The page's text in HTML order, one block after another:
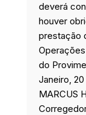
deverá
houver
prestação
do
Janeiro,
MARCUS